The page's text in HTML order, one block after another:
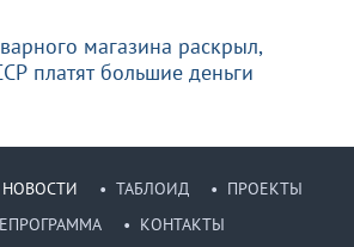
магазина раскрыл,
платят большие деньги
НОВОСТИ ТАБЛОИД
ПРОЕКТЫ
КОНТАКТЫ